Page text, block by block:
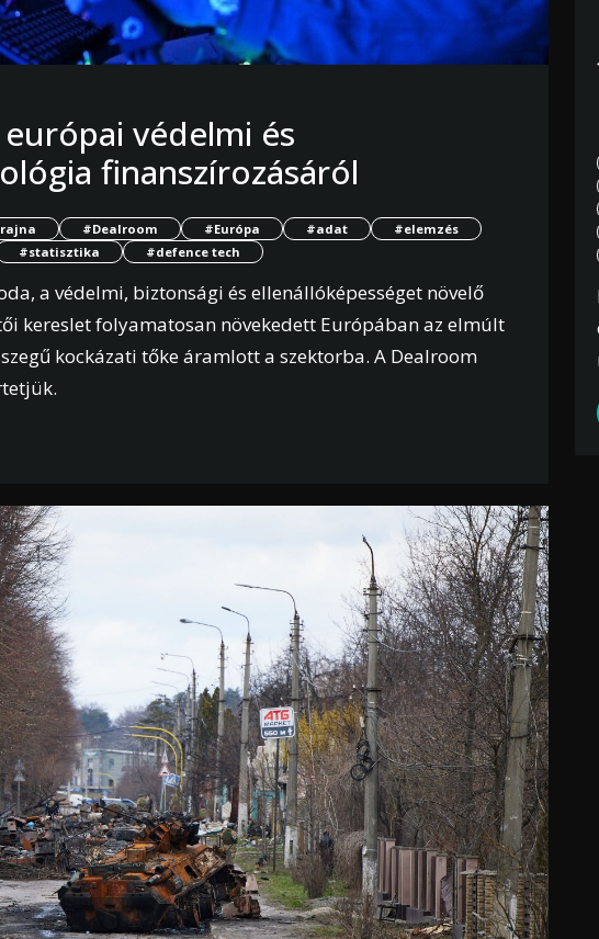
védelmi és
finanszírozásáról
#Dealroom #Európa #adat
#elemzés
#statisztika #defence tech
a védelmi, biztonsági és ellenállóképességet növelő
kereslet folyamatosan növekedett Európában az elmúlt
kockázati tőke áramlott a szektorba. A Dealroom